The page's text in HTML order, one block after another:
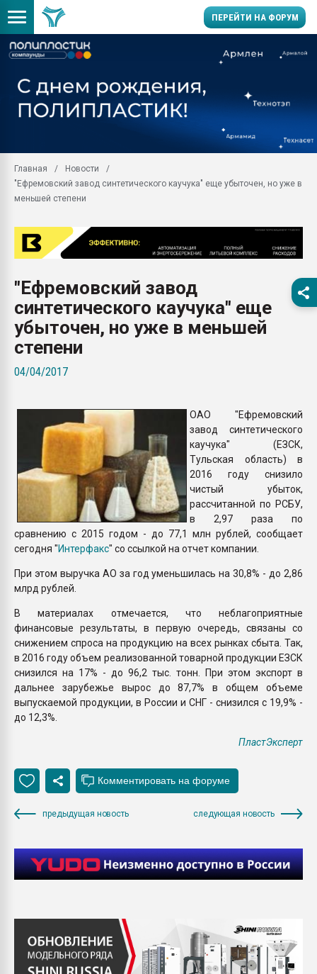
ПЕРЕЙТИ НА ФОРУМ
заводу пластмасс"
28.07.2026
первый план в
28.07.2026
ситуацией на
Всё, что касается
Главная
Новости
"Ефремовский завод синтетического каучука" еще убыточен, но уже в
меньшей степени
"Ефремовский завод
синтетического каучука" еще
убыточен, но уже в меньшей
степени
04/04/2017
ОАО "Ефремовский
завод синтетического
каучука" (ЕЗСК,
Тульская область) в
2016 году снизило
чистый убыток,
рассчитанной по РСБУ,
в 2,97 раза по
сравнению с 2015 годом - до 77,1 млн рублей, сообщает
сегодня "Интерфакс" со ссылкой на отчет компании.
При этом выручка АО за год уменьшилась на 30,8% - до 2,86
млрд рублей.
В материалах отмечается, что неблагоприятные
финансовые результаты, в первую очередь, связаны со
снижением спроса на продукцию на всех рынках сбыта. Так,
в 2016 году объем реализованной товарной продукции ЕЗСК
снизился на 17% - до 96,2 тыс. тонн. При этом экспорт в
дальнее зарубежье вырос до 87,7% в общем объеме
выпускаемой продукции, в России и СНГ - снизился с 19,9% -
до 12,3%.
ПластЭксперт
предыдущая новость следующая новость